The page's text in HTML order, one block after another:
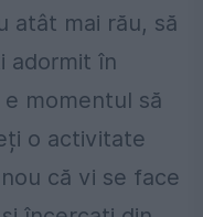
atât mai rău, să
adormit în
momentul să
o activitate
că vi se face